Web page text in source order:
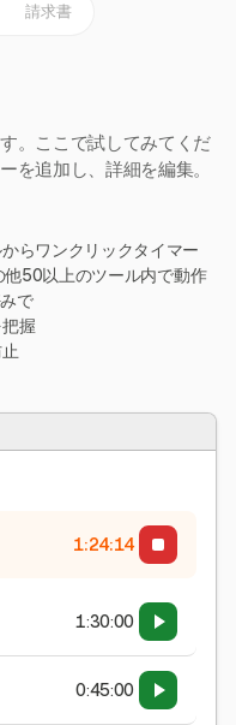
請求書
。ここで試してみてくだ
を追加し、詳細を編集。
らワンクリックタイマー
50以上のツール内で動作
で
握
1:24:15
1:30:00
0:45:00